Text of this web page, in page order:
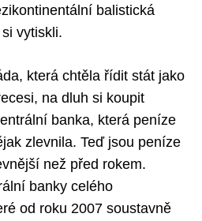
balistická
vytiskli.
která chtěla řídit stát jako
na dluh si koupit
banka, která peníze
zlevnila. Teď jsou peníze
než před rokem.
banky celého
od roku 2007 soustavně